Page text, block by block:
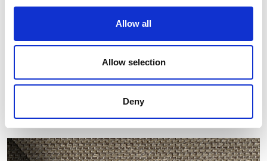
Allow all
Allow selection
Deny
Otras muestras similares